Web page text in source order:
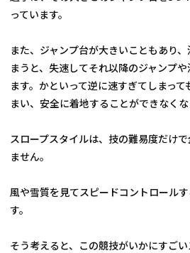
っています。
また、ジャンプ台が大きいこともあり
まうと、失速してそれ以降のジャンプ
ます。かといって逆に速すぎてしまっ
まい、安全に着地することができなくな
スロープスタイルは、技の難易度だけ
ません。
風や雪質を見てスピードコントロール
す。
そう考えると、この競技がいかにすご